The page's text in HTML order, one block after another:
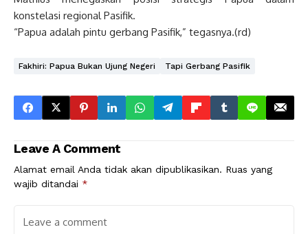
konstelasi regional Pasifik.
“Papua adalah pintu gerbang Pasifik,” tegasnya.(rd)
Fakhiri: Papua Bukan Ujung Negeri Tapi Gerbang Pasifik
Leave A Comment
Alamat email Anda tidak akan dipublikasikan. Ruas yang
wajib ditandai *